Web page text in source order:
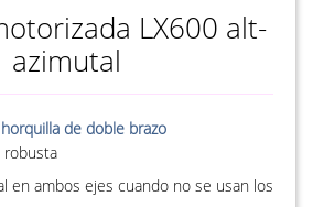
LX600 alt-
azimutal
de doble brazo
en ambos ejes cuando no se usan los